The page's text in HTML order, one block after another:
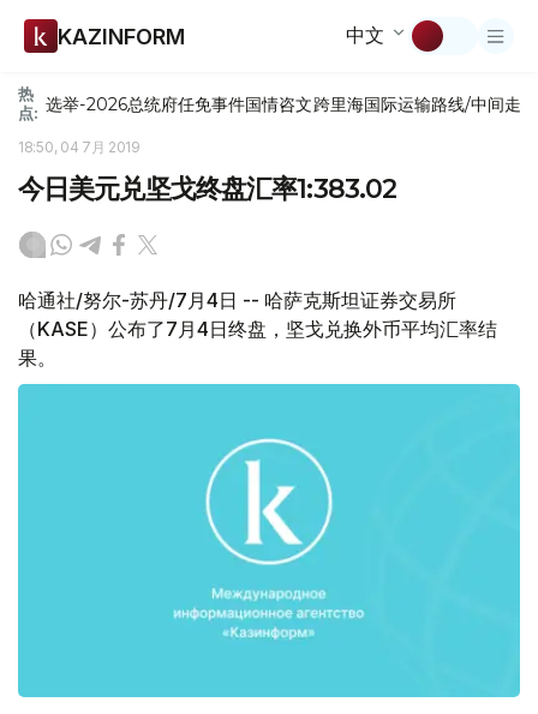
KAZINFORM 中文
热
点: 选举-2026总统府任免事件国情咨文跨里海国际运输路线/中间走廊
18:50, 04 7月 2019
今日美元兑坚戈终盘汇率1:383.02
哈通社/努尔-苏丹/7月4日 -- 哈萨克斯坦证券交易所
（KASE）公布了7月4日终盘，坚戈兑换外币平均汇率结
果。